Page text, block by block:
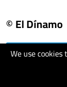
We use
© El Dínamo